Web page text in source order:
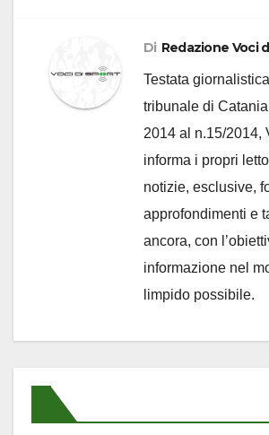
Di Redazione Voci
Testata
tribunale di
2014 al n.15/2014,
informa i propri
notizie, esclusive,
approfondimenti e
ancora, con
informazione nel
limpido possibile.